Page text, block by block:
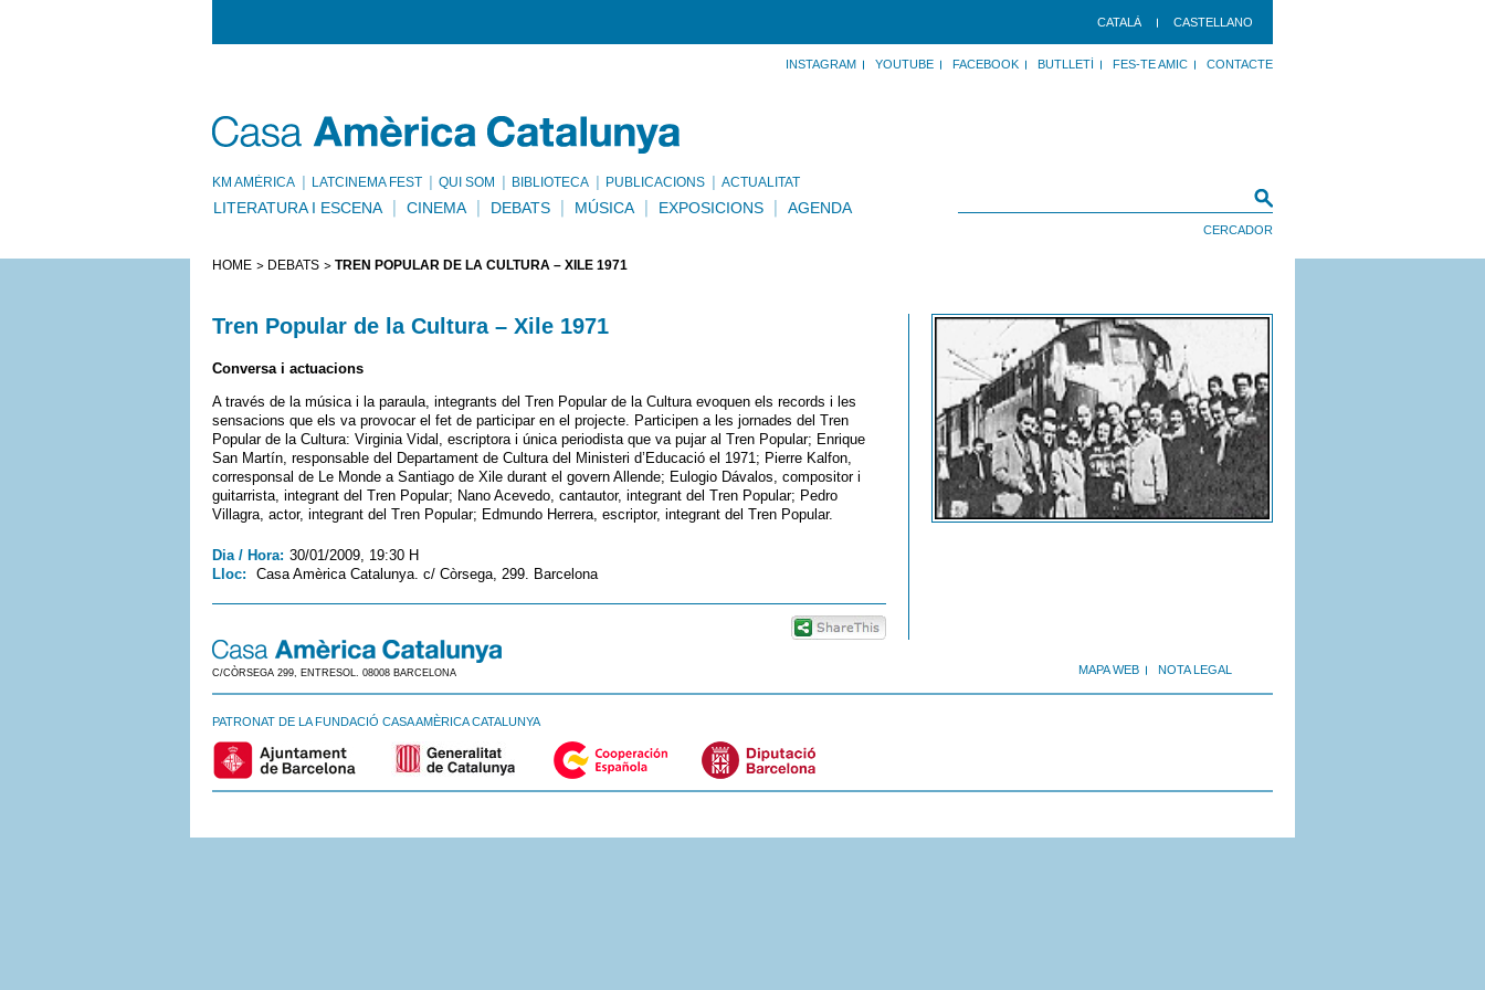
CATALÀ CASTELLANO
INSTAGRAM YOUTUBE FACEBOOK BUTLLETÍ FES-TE AMIC CONTACTE
KM AMÈRICA LATCINEMA FEST QUI SOM BIBLIOTECA PUBLICACIONS ACTUALITAT
LITERATURA I ESCENA CINEMA DEBATS MÚSICA EXPOSICIONS AGENDA
HOME DEBATS TREN POPULAR DE LA CULTURA – XILE 1971
Tren Popular de la Cultura – Xile 1971
Conversa i actuacions
A través de la música i la paraula, integrants del Tren Popular de la Cultura evoquen els records i les
sensacions que els va provocar el fet de participar en el projecte. Participen a les jornades del Tren
Popular de la Cultura: Virginia Vidal, escriptora i única periodista que va pujar al Tren Popular; Enrique
San Martín, responsable del Departament de Cultura del Ministeri d’Educació el 1971; Pierre Kalfon,
corresponsal de Le Monde a Santiago de Xile durant el govern Allende; Eulogio Dávalos, compositor i
guitarrista, integrant del Tren Popular; Nano Acevedo, cantautor, integrant del Tren Popular; Pedro
Villagra, actor, integrant del Tren Popular; Edmundo Herrera, escriptor, integrant del Tren Popular.
Dia / Hora: 30/01/2009, 19:30 H
Lloc:
Casa Amèrica Catalunya. c/ Còrsega, 299. Barcelona
MAPA WEB NOTA LEGAL
C/CÒRSEGA 299, ENTRESOL. 08008 BARCELONA
PATRONAT DE LA FUNDACIÓ CASA AMÈRICA CATALUNYA